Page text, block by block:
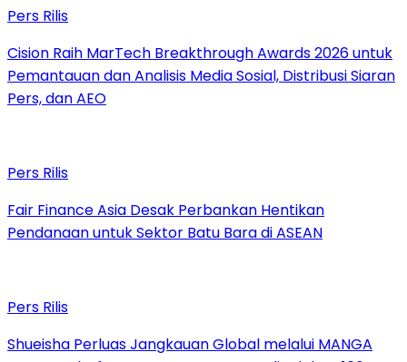
Pers Rilis
Cision Raih MarTech Breakthrough Awards 2026 untuk
Pemantauan dan Analisis Media Sosial, Distribusi Siaran
Pers, dan AEO
Pers Rilis
Fair Finance Asia Desak Perbankan Hentikan
Pendanaan untuk Sektor Batu Bara di ASEAN
Pers Rilis
Shueisha Perluas Jangkauan Global melalui MANGA